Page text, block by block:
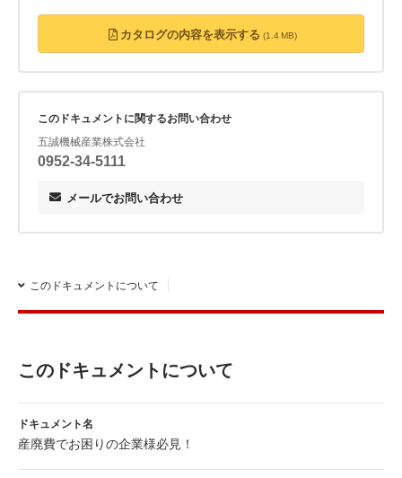
詳しくはHPをご確認ください。
カタログの内容を表示する (1.4 MB)
このドキュメントに関するお問い合わせ
五誠機械産業株式会社
0952-34-5111
メールでお問い合わせ
このドキュメントについて
このドキュメントについて
ドキュメント名
産廃費でお困りの企業様必見！